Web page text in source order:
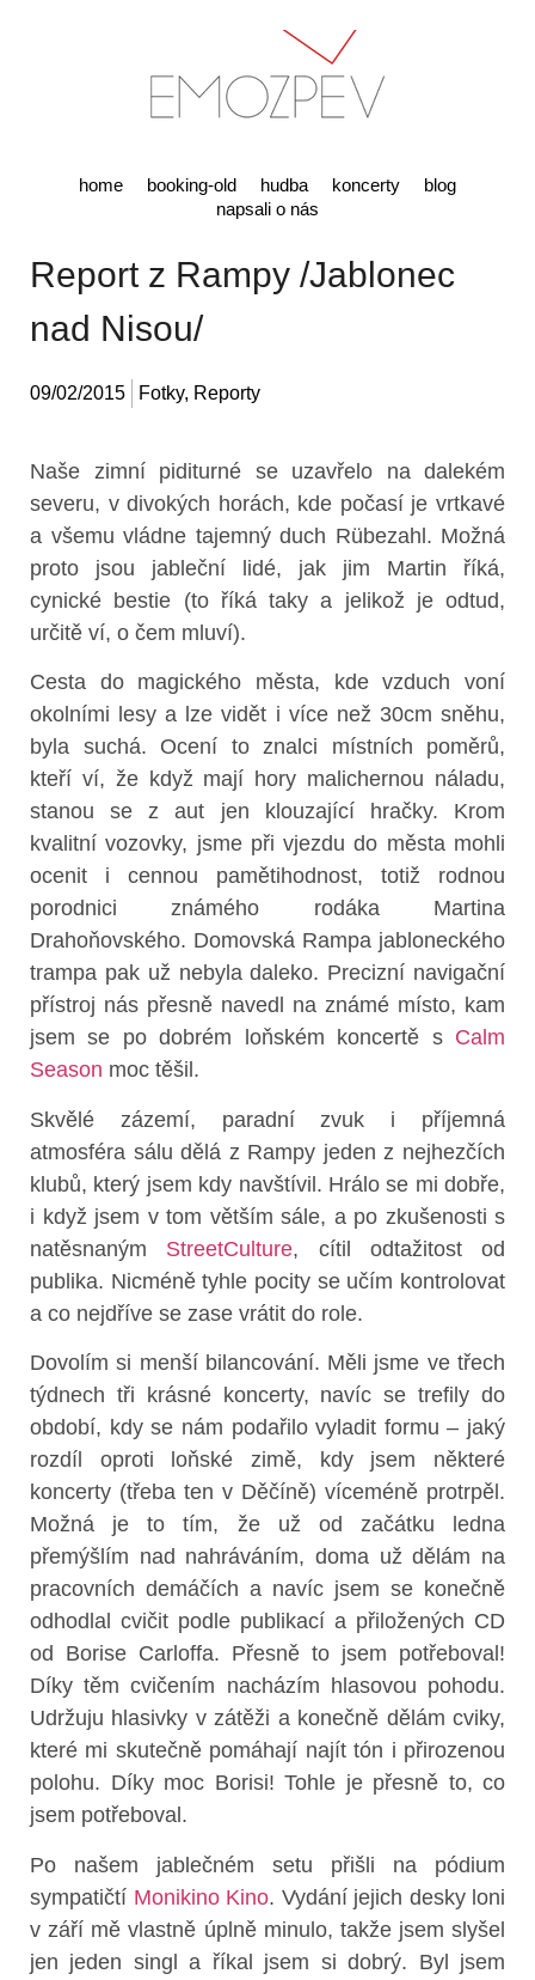
home booking-old hudba koncerty
blog
napsali o nás
Report z Rampy /Jablonec
nad Nisou/
09/02/2015 Fotky, Reporty
Naše zimní piditurné se uzavřelo na dalekém
severu, v divokých horách, kde počasí je vrtkavé
a všemu vládne tajemný duch Rübezahl. Možná
proto jsou jableční lidé, jak jim Martin říká,
cynické bestie (to říká taky a jelikož je odtud,
určitě ví, o čem mluví).
Cesta do magického města, kde vzduch voní
okolními lesy a lze vidět i více než 30cm sněhu,
byla suchá. Ocení to znalci místních poměrů,
kteří ví, že když mají hory malichernou náladu,
stanou se z aut jen klouzající hračky. Krom
kvalitní vozovky, jsme při vjezdu do města mohli
ocenit i cennou pamětihodnost, totiž rodnou
porodnici známého rodáka Martina
Drahoňovského. Domovská Rampa jabloneckého
trampa pak už nebyla daleko. Precizní navigační
přístroj nás přesně navedl na známé místo, kam
jsem se po dobrém loňském koncertě s Calm
Season moc těšil.
Skvělé zázemí, paradní zvuk i příjemná
atmosféra sálu dělá z Rampy jeden z nejhezčích
klubů, který jsem kdy navštívil. Hrálo se mi dobře,
i když jsem v tom větším sále, a po zkušenosti s
natěsnaným StreetCulture, cítil odtažitost od
publika. Nicméně tyhle pocity se učím kontrolovat
a co nejdříve se zase vrátit do role.
Dovolím si menší bilancování. Měli jsme ve třech
týdnech tři krásné koncerty, navíc se trefily do
období, kdy se nám podařilo vyladit formu – jaký
rozdíl oproti loňské zimě, kdy jsem některé
koncerty (třeba ten v Děčíně) víceméně protrpěl.
Možná je to tím, že už od začátku ledna
přemýšlím nad nahráváním, doma už dělám na
pracovních demáčích a navíc jsem se konečně
odhodlal cvičit podle publikací a přiložených CD
od Borise Carloffa. Přesně to jsem potřeboval!
Díky těm cvičením nacházím hlasovou pohodu.
Udržuju hlasivky v zátěži a konečně dělám cviky,
které mi skutečně pomáhají najít tón i přirozenou
polohu. Díky moc Borisi! Tohle je přesně to, co
jsem potřeboval.
Po našem jablečném setu přišli na pódium
sympatičtí Monikino Kino. Vydání jejich desky loni
v září mě vlastně úplně minulo, takže jsem slyšel
jen jeden singl a říkal jsem si dobrý. Byl jsem